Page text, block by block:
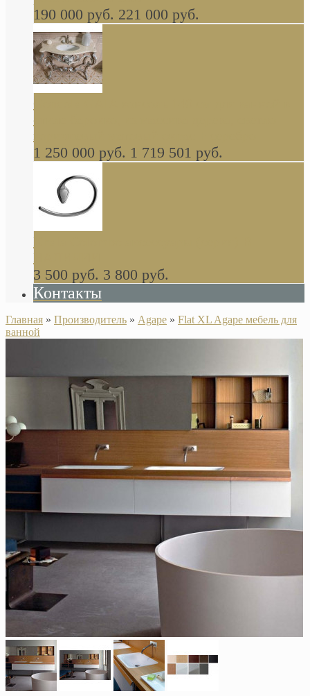
190 000 руб. 221 000 руб.
стиле барокко, из массива дерева, светло
коричневый матовый окрас + серебро
1 250 000 руб. 1 719 501 руб.
Khala Colombo аксессуары (серия) В
НАЛИЧИИ
3 500 руб. 3 800 руб.
Контакты
Главная » Производитель » Agape » Flat XL Agape мебель для
ванной